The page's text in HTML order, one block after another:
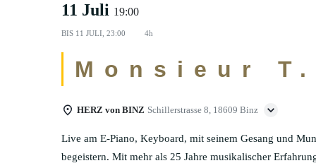
11 Juli 19:00
BIS 11 JULI, 23:00 4h
Monsieur
HERZ von BINZ Schillerstrasse 8, 18609 Binz
Live am E-Piano, Keyboard, mit seinem Gesang und
begeistern. Mit mehr als 25 Jahre musikalischer